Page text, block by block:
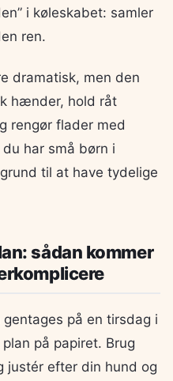
i køleskabet: samler
ren.
dramatisk, men den
hænder, hold råt
rengør flader med
har små børn i
til at have tydelige
sådan kommer
på en tirsdag i
på papiret. Brug
justér efter din hund og